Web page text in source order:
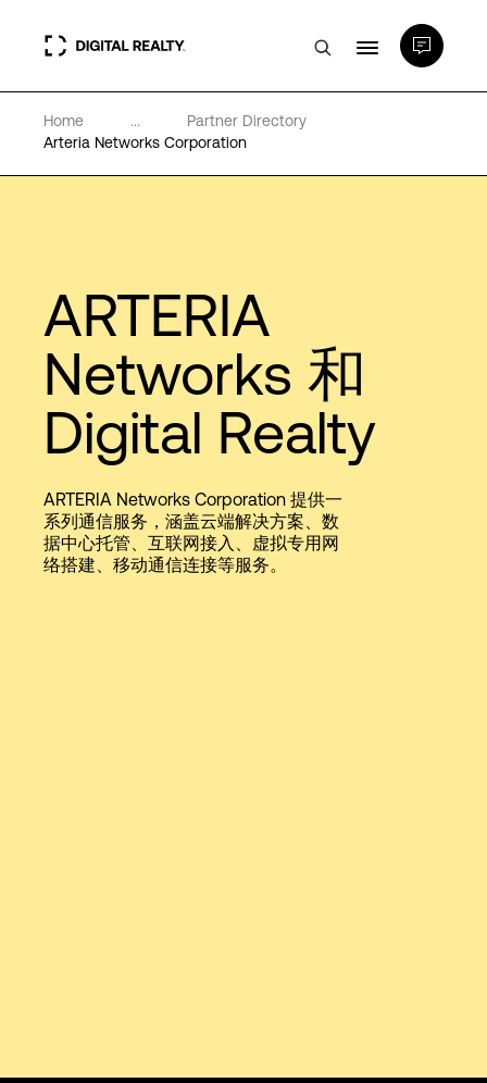
数据中心
专业知识和资源
关于
Language
登录
Home ...
Partner Directory
Arteria Networks Corporation
ARTERIA
Networks 和
Digital Realty
ARTERIA Networks Corporation 提供一
系列通信服务，涵盖云端解决方案、数
据中心托管、互联网接入、虚拟专用网
络搭建、移动通信连接等服务。